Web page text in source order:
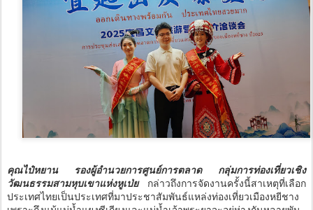
คุณไป๋หยาน รองผู้อำนวยการศูนย์การตลาด กลุ่มการท่องเที่ยวเชิง
วัฒนธรรมสามหุบเขาแห่งหูเป่ย กล่าวถึงการจัดงานครั้งนี้สาเหตุที่เลือก
ประเทศไทยเป็นประเทศที่มาประชาสัมพันธ์แหล่งท่องเที่ยวเมืองหยีชาง